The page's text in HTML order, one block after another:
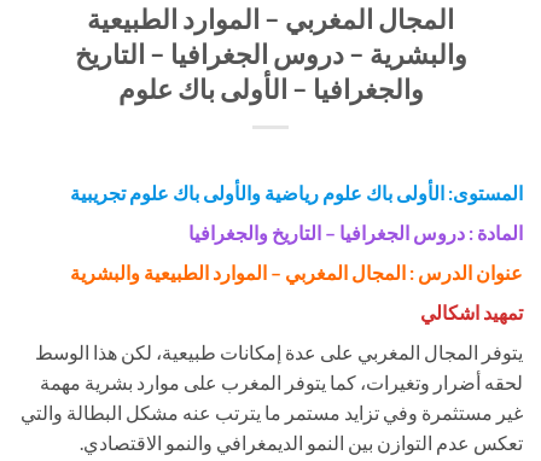
المجال المغربي – الموارد الطبيعية
والبشرية – دروس الجغرافيا – التاريخ
والجغرافيا – الأولى باك علوم
المستوى: الأولى باك علوم رياضية والأولى باك علوم تجريبية
المادة : دروس الجغرافيا – التاريخ والجغرافيا
عنوان الدرس : المجال المغربي – الموارد الطبيعية والبشرية
تمهيد اشكالي
يتوفر المجال المغربي على عدة إمكانات طبيعية، لكن هذا الوسط
لحقه أضرار وتغيرات، كما يتوفر المغرب على موارد بشرية مهمة
غير مستثمرة وفي تزايد مستمر ما يترتب عنه مشكل البطالة والتي
تعكس عدم التوازن بين النمو الديمغرافي والنمو الاقتصادي.